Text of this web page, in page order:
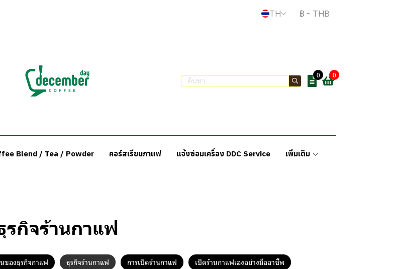
TH ฿ - THB
0 0
Blend / Tea / Powder คอร์สเรียนกาแฟ แจ้งซ่อมเครื่อง DDC Service เพิ่มเติม
รกิจร้านกาแฟ
ของธุรกิจกาแฟ ธุรกิจร้านกาแฟ การเปิดร้านกาแฟ เปิดร้านกาแฟเองอย่างมืออาชีพ